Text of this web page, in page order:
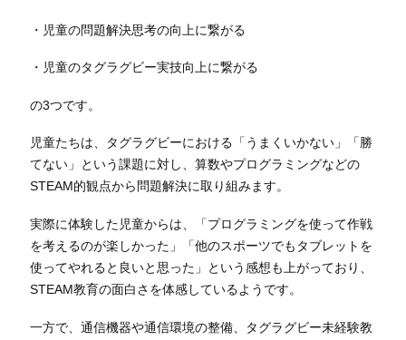
・児童の問題解決思考の向上に繋がる
・児童のタグラグビー実技向上に繋がる
の3つです。
児童たちは、タグラグビーにおける「うまくいかない」「勝
てない」という課題に対し、算数やプログラミングなどの
STEAM的観点から問題解決に取り組みます。
実際に体験した児童からは、「プログラミングを使って作戦
を考えるのが楽しかった」「他のスポーツでもタブレットを
使ってやれると良いと思った」という感想も上がっており、
STEAM教育の面白さを体感しているようです。
一方で、通信機器や通信環境の整備、タグラグビー未経験教